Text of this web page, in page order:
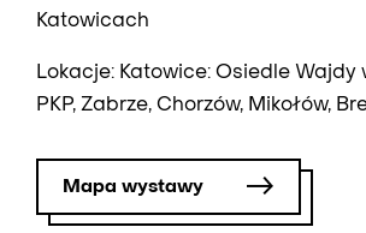
Katowicach
Lokacje: Katowice: Osiedle
PKP, Zabrze, Chorzów, Mikołów,
Mapa wystawy